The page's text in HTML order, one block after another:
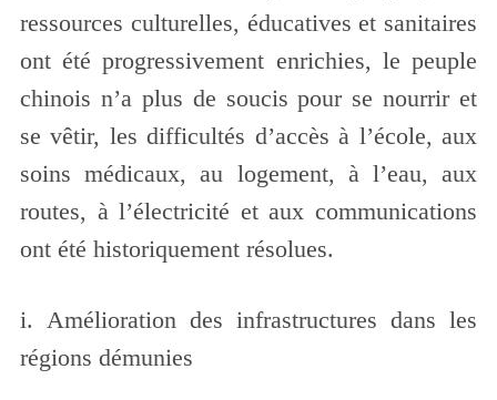
ressources culturelles, éducatives et sanitaires
ont été progressivement enrichies, le peuple
chinois n’a plus de soucis pour se nourrir et
se vêtir, les difficultés d’accès à l’école, aux
soins médicaux, au logement, à l’eau, aux
routes, à l’électricité et aux communications
ont été historiquement résolues.
i. Amélioration des infrastructures dans les
régions démunies